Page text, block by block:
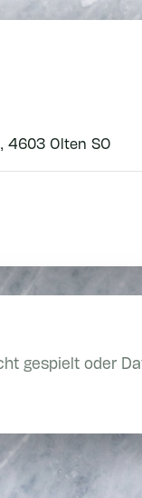
4603 Olten SO
gespielt oder